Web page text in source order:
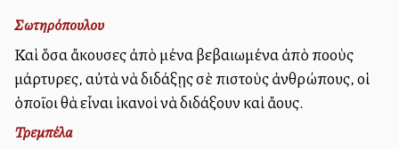
Σωτηρόπουλου
Καὶ ὅσα ἄκουσες ἀπὸ μένα βεβαιωμένα ἀπὸ πολλοὺς
μάρτυρες, αὐτὰ νὰ διδάξῃς σὲ πιστοὺς ἀνθρώπους, οἱ
ὁποῖοι θὰ εἶναι ἱκανοὶ νὰ διδάξουν καὶ ἄλλους.
Τρεμπέλα